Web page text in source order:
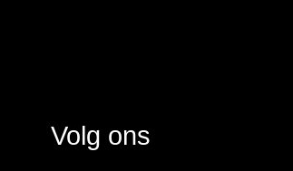
Volg ons